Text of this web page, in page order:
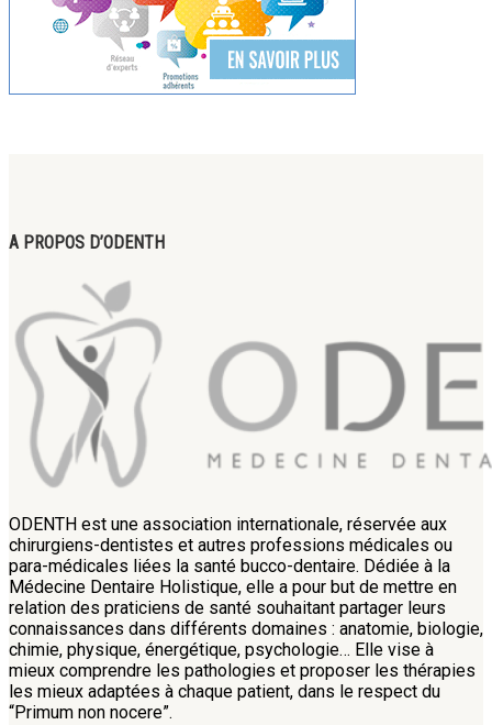
A PROPOS D’ODENTH
ODENTH est une association internationale, réservée aux
chirurgiens-dentistes et autres professions médicales ou
para-médicales liées la santé bucco-dentaire. Dédiée à la
Médecine Dentaire Holistique, elle a pour but de mettre en
relation des praticiens de santé souhaitant partager leurs
connaissances dans différents domaines : anatomie, biologie,
chimie, physique, énergétique, psychologie… Elle vise à
mieux comprendre les pathologies et proposer les thérapies
les mieux adaptées à chaque patient, dans le respect du
“Primum non nocere”.